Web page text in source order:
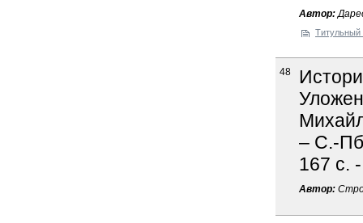
Автор:
Титульный
48
– С.-
167 с.
Автор: